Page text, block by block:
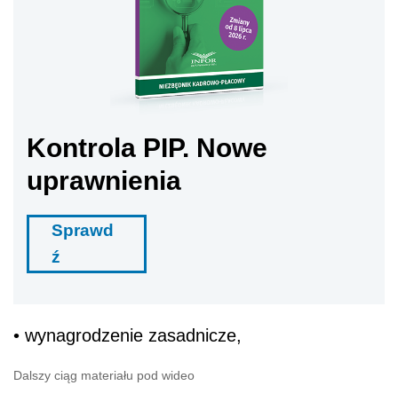
Kontrola PIP. Nowe
uprawnienia
Sprawd
ź
• wynagrodzenie zasadnicze,
Dalszy ciąg materiału pod wideo